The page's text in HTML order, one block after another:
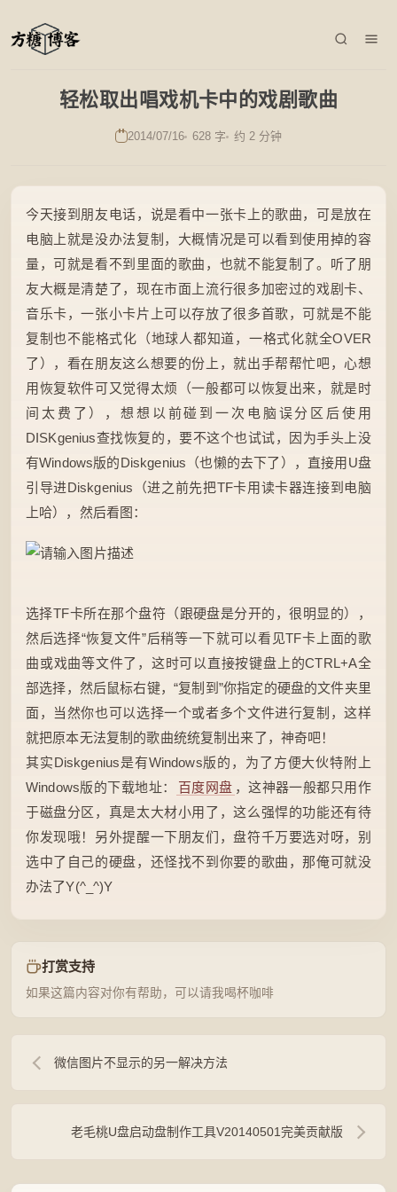
轻松取出唱戏机卡中的戏剧歌曲
2014/07/16 628 字 约 2 分钟
今天接到朋友电话，说是看中一张卡上的歌曲，可是放在
电脑上就是没办法复制，大概情况是可以看到使用掉的容
量，可就是看不到里面的歌曲，也就不能复制了。听了朋
友大概是清楚了，现在市面上流行很多加密过的戏剧卡、
音乐卡，一张小卡片上可以存放了很多首歌，可就是不能
复制也不能格式化（地球人都知道，一格式化就全OVER
了），看在朋友这么想要的份上，就出手帮帮忙吧，心想
用恢复软件可又觉得太烦（一般都可以恢复出来，就是时
间太费了），想想以前碰到一次电脑误分区后使用
DISKgenius查找恢复的，要不这个也试试，因为手头上没
有Windows版的Diskgenius（也懒的去下了），直接用U盘
引导进Diskgenius（进之前先把TF卡用读卡器连接到电脑
上哈），然后看图：
选择TF卡所在那个盘符（跟硬盘是分开的，很明显的），
然后选择“恢复文件”后稍等一下就可以看见TF卡上面的歌
曲或戏曲等文件了，这时可以直接按键盘上的CTRL+A全
部选择，然后鼠标右键，“复制到”你指定的硬盘的文件夹里
面，当然你也可以选择一个或者多个文件进行复制，这样
就把原本无法复制的歌曲统统复制出来了，神奇吧！
其实Diskgenius是有Windows版的，为了方便大伙特附上
Windows版的下载地址：
百度网盘 ，这神器一般都只用作
于磁盘分区，真是太大材小用了，这么强悍的功能还有待
你发现哦！另外提醒一下朋友们，盘符千万要选对呀，别
选中了自己的硬盘，还怪找不到你要的歌曲，那俺可就没
办法了Y(^_^)Y
打赏支持
如果这篇内容对你有帮助，可以请我喝杯咖啡
微信图片不显示的另一解决方法
老毛桃U盘启动盘制作工具V20140501完美贡献版